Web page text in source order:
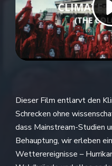
Dieser Film entlarvt den
Schrecken ohne
dass Mainstream-Studien
Behauptung, wir erleben
Wetterereignisse –